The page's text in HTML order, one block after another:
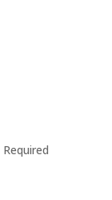
Required